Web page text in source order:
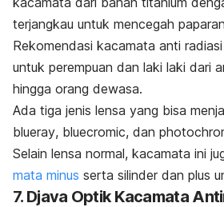
terjangkau untuk mencegah
Rekomendasi kacamata anti radiasi
untuk perempuan dan laki laki dari
hingga orang dewasa.
Ada tiga jenis lensa yang bisa
blueray, bluecromic, dan
Selain lensa normal, kacamata ini
mata minus serta silinder dan plus
7. Djava Optik Kacamata